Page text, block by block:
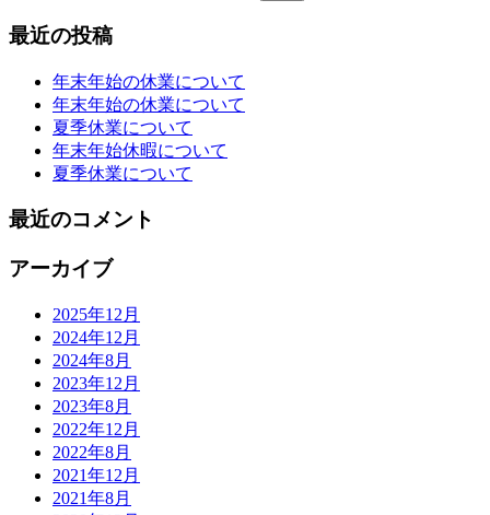
最近の投稿
年末年始の休業について
年末年始の休業について
夏季休業について
年末年始休暇について
夏季休業について
最近のコメント
アーカイブ
2025年12月
2024年12月
2024年8月
2023年12月
2023年8月
2022年12月
2022年8月
2021年12月
2021年8月